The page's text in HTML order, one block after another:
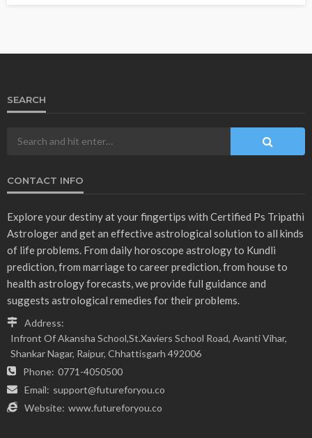
SEARCH
CONTACT INFO
Explore your destiny at your fingertips with Certified Ps Tripathi
Astrologer and get an effective astrological solution to all kinds
of life problems. From daily horoscope astrology to Kundli
prediction, from marriage to career prediction, from house to
health astrology forecasts, we provide full guidance and
suggests astrological remedies for their problems.
Address:
Infront Of Akansha School,St.Xaviers School Road, Avanti Vihar,
Shankar Nagar, Raipur, Chhattisgarh 492006
Phone: 0771-4050500
Email: support@futureforyou.co
Website: www.futureforyou.co